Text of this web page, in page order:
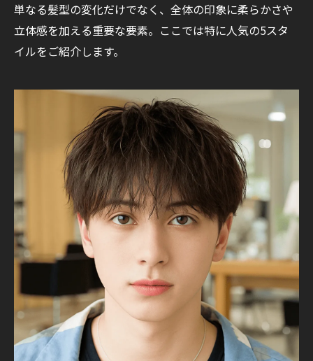
単なる髪型の変化だけでなく、全体の印象に柔らかさや
立体感を加える重要な要素。ここでは特に人気の5スタ
イルをご紹介します。